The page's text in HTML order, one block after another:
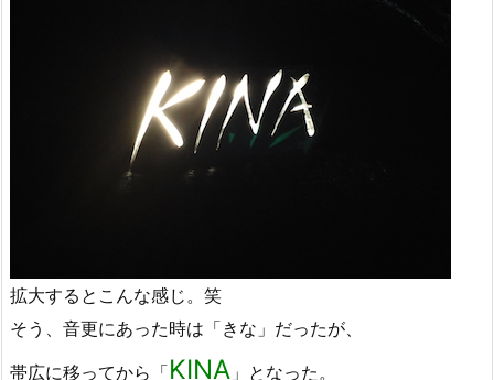
拡大するとこんな感じ。笑
そう、音更にあった時は「きな」だったが、
帯広に移ってから「KINA 」となった。